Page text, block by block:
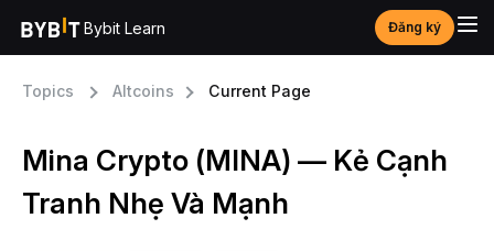
Bybit Learn Đăng ký
Topics Altcoins Current Page
Mina Crypto (MINA) — Kẻ Cạnh
Tranh Nhẹ Và Mạnh